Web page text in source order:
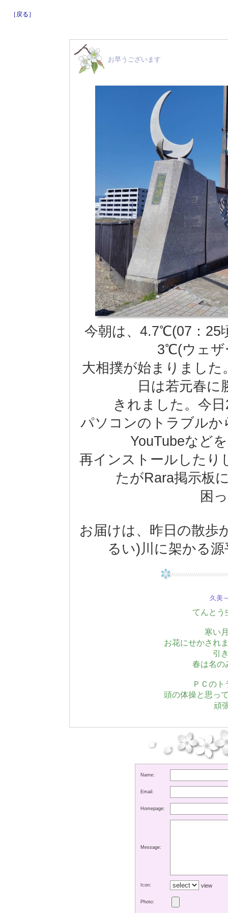
［戻る］
お早うございます
今朝は、4.7℃(07：25
3℃(ウェザ
大相撲が始まりました
日は若元春に
きれました。今
パソコンのトラブルか
YouTubeなど
再インストールしたり
たがRara掲示板
困
お届けは、昨日の散歩
るい)川に架かる
久美
てんと
寒い
お花にせかされ
引
春は名の
ＰＣの
頭の体操と思っ
頑
Name:
Email:
Homepage:
Message:
Icon: view
Photo: